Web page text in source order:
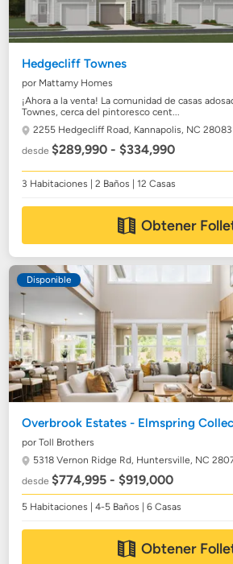
Hedgecliff Townes
por Mattamy Homes
¡Ahora a la venta! La comunidad de casas
Townes, cerca del pintoresco cent...
2255 Hedgecliff Road, Kannapolis, NC 28083
desde$289,990 - $334,990
3 Habitaciones | 2 Baños | 12 Casas
Obtener
Disponible
Overbrook Estates - Elmspring
por Toll Brothers
5318 Vernon Ridge Rd, Huntersville, NC
desde$774,995 - $919,000
5 Habitaciones | 4-5 Baños | 6 Casas
Obtener